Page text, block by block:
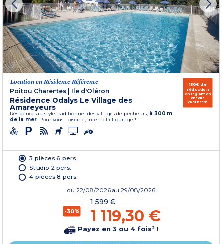
Location en Résidence Référence
Poitou Charentes
Ile d'Oléron
Résidence Odalys Le Village des
Amareyeurs
Résidence au style traditionnel des villages de pêcheurs, à 300 m
de la mer. Pour vous : piscine, internet et garage !
150€ de
réduction
en réglant en
chèque
vacances*
3 pièces 6 pers.
Studio 2 pers.
4 pièces 8 pers.
du 22/08/2026 au 29/08/2026
-30%
1 599 €
1 119,30 €
Payez en 3 ou 4 fois² !